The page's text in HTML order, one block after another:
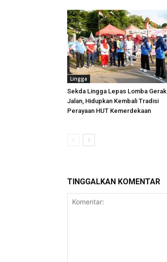
Lingga
Sekda Lingga Lepas Lomba Gerak
Jalan, Hidupkan Kembali Tradisi
Perayaan HUT Kemerdekaan
TINGGALKAN KOMENTAR